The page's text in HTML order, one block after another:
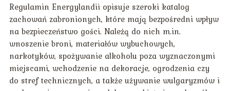
Regulamin Energylandii opisuje szeroki katalog
zachowań zabronionych, które mają bezpośredni wpływ
na bezpieczeństwo gości. Należą do nich m.in.
wnoszenie broni, materiałów wybuchowych,
narkotyków, spożywanie alkoholu poza wyznaczonymi
miejscami, wchodzenie na dekoracje, ogrodzenia czy
do stref technicznych, a także używanie wulgaryzmów i